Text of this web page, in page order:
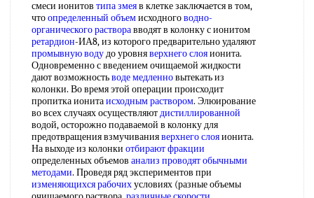
смеси ионитов типа змеяв клетке заключается в том,
чтоопределенный объемисходноговодно-
органического растворавводят в колонку с ионитом
ретардион-ИА8, из которого предварительно удаляют
промывную водудо уровняверхнего слояионита.
Одновременно с введением очищаемой жидкости
дают возможностьводе медленновытекать из
колонки. Во время этой операции происходит
пропитка ионитаисходным раствором. Элюирование
во всех случаях осуществляютдистиллированной
водой, осторожно подаваемой в колонку для
предотвращения взмучиванияверхнего слояионита.
На выходе из колонки отбирают фракции
определенных объемов анализ проводятобычными
методами. Проведя ряд экспериментов при
изменяющихся рабочихусловиях (разные объемы